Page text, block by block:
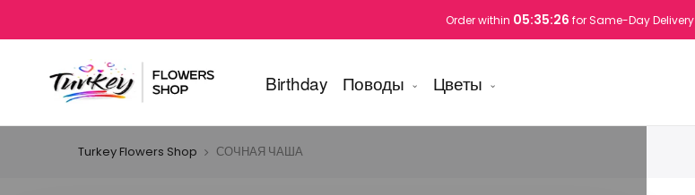
Order within 05:35:25 for Same-Day Delivery
Birthday Поводы Цветы
Turkey Flowers Shop СОЧНАЯ ЧАША